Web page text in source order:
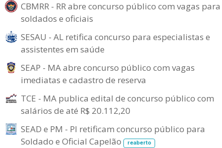
CBMRR - RR abre concurso público com vagas para
soldados e oficiais
SESAU - AL retifica concurso para especialistas e
assistentes em saúde
SEAP - MA abre concurso público com vagas
imediatas e cadastro de reserva
TCE - MA publica edital de concurso público com
salários de até R$ 20.112,20
SEAD e PM - PI retificam concurso público para
Soldado e Oficial Capelão
reaberto